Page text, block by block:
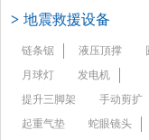
> 地震救援设备
链条锯 液压頂撑
月球灯
发电机
提升三脚架
手动剪扩
起重气垫
蛇眼镜头